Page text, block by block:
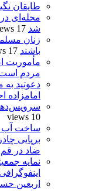
طایقان
محله‌ای
شد 17 views
زنان
باشند 17 views
مأموریت
مردم
دعوتید
سرویس‌دهی
10 views
ساخت آب
برپایی
ضاد در قم
اینفوگرافی
اربعین